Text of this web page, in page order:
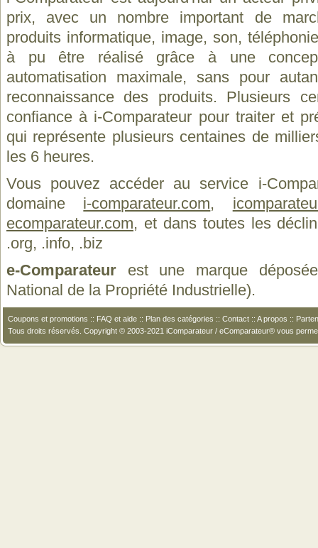
prix, avec un nombre important de
produits informatique, image, son,
à pu être réalisé grâce à une
automatisation maximale, sans pour
reconnaissance des produits. Plusieurs
confiance à i-Comparateur pour traiter et
qui représente plusieurs centaines de
les 6 heures.
Vous pouvez accéder au service i-
domaine i-comparateur.com,
ecomparateur.com, et dans toutes les
.org, .info, .biz
e-Comparateur est une marque
National de la Propriété Industrielle).
Coupons et promotions :: FAQ et aide :: Plan des catégories :: Contact :: A propos ::
Tous droits réservés. Copyright © 2003-2021 iComparateur / eComparateur® vous